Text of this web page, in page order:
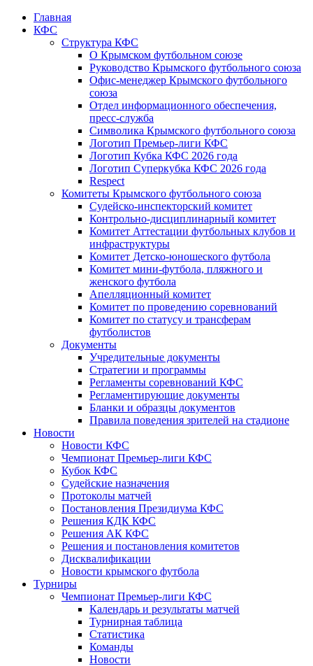
Главная
КФС
Структура КФС
О Крымском футбольном союзе
Руководство Крымского футбольного союза
Офис-менеджер Крымского футбольного
союза
Отдел информационного обеспечения,
пресс-служба
Символика Крымского футбольного союза
Логотип Премьер-лиги КФС
Логотип Кубка КФС 2026 года
Логотип Суперкубка КФС 2026 года
Respect
Комитеты Крымского футбольного союза
Судейско-инспекторский комитет
Контрольно-дисциплинарный комитет
Комитет Аттестации футбольных клубов и
инфраструктуры
Комитет Детско-юношеского футбола
Комитет мини-футбола, пляжного и
женского футбола
Апелляционный комитет
Комитет по проведению соревнований
Комитет по статусу и трансферам
футболистов
Документы
Учредительные документы
Стратегии и программы
Регламенты соревнований КФС
Регламентирующие документы
Бланки и образцы документов
Правила поведения зрителей на стадионе
Новости
Новости КФС
Чемпионат Премьер-лиги КФС
Кубок КФС
Судейские назначения
Протоколы матчей
Постановления Президиума КФС
Решения КДК КФС
Решения АК КФС
Решения и постановления комитетов
Дисквалификации
Новости крымского футбола
Турниры
Чемпионат Премьер-лиги КФС
Календарь и результаты матчей
Турнирная таблица
Статистика
Команды
Новости